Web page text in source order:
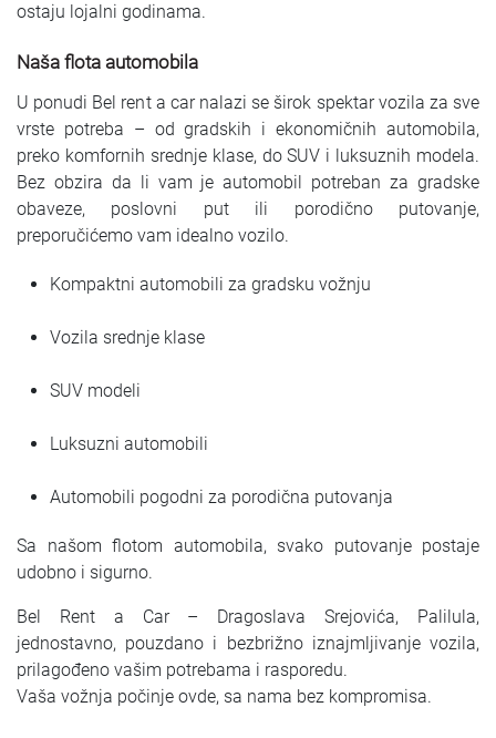
ostaju lojalni godinama.
Naša flota automobila
U ponudi Bel rent a car nalazi se širok spektar vozila za sve
vrste potreba – od gradskih i ekonomičnih automobila,
preko komfornih srednje klase, do SUV i luksuznih modela.
Bez obzira da li vam je automobil potreban za gradske
obaveze, poslovni put ili porodično putovanje,
preporučićemo vam idealno vozilo.
Kompaktni automobili za gradsku vožnju
Vozila srednje klase
SUV modeli
Luksuzni automobili
Automobili pogodni za porodična putovanja
Sa našom flotom automobila, svako putovanje postaje
udobno i sigurno.
Bel Rent a Car – Dragoslava Srejovića, Palilula,
jednostavno, pouzdano i bezbrižno iznajmljivanje vozila,
prilagođeno vašim potrebama i rasporedu.
Vaša vožnja počinje ovde, sa nama bez kompromisa.